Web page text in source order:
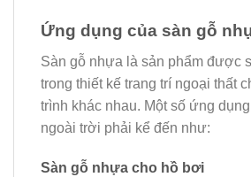
Ứng dụng của sàn gỗ
Sàn gỗ nhựa là sản phẩm được
trong thiết kế trang trí ngoại thất
trình khác nhau. Một số ứng
ngoài trời phải kể đến như:
Sàn gỗ nhựa cho hồ bơi